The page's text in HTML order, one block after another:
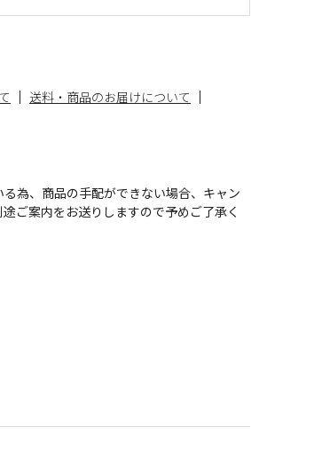
送料・商品のお届けについて
為、商品の手配ができない場合、キャン
ご案内をお送りしますので予めご了承く